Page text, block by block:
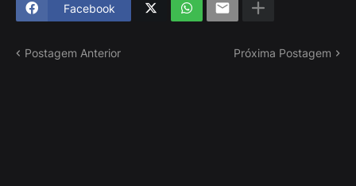
Facebook
Postagem Anterior Próxima Postagem